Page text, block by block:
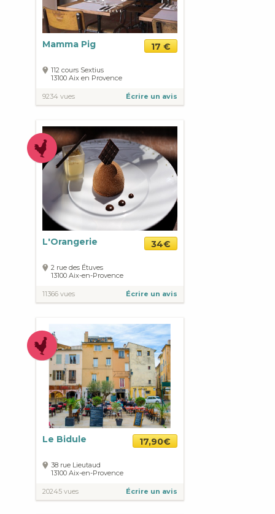
Mamma Pig 17 €
112 cours Sextius
13100 Aix en Provence
9234 vues Écrire un avis
L'Orangerie 34€
2 rue des Étuves
13100 Aix-en-Provence
11366 vues Écrire un avis
Le Bidule 17,90€
38 rue Lieutaud
13100 Aix-en-Provence
20245 vues Écrire un avis